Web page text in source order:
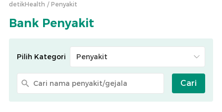
detikHealth Penyakit
Bank Penyakit
Pilih Kategori
Cari